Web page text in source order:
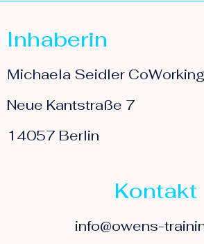
Inhaberin
Michaela Seidler
Neue Kantstraße 7
14057 Berlin
Kontakt
info@owens-